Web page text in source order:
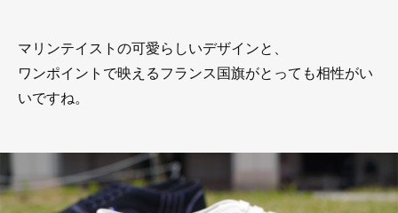
マリンテイストの可愛らしいデザインと、
ワンポイントで映えるフランス国旗がとっても相性がい
いですね。